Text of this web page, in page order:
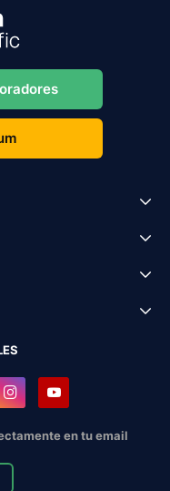
en tu email